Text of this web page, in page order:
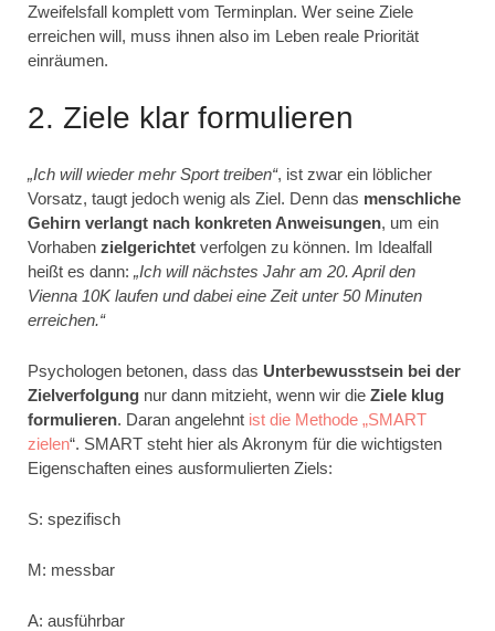
Zweifelsfall komplett vom Terminplan. Wer seine Ziele
erreichen will, muss ihnen also im Leben reale Priorität
einräumen.
2. Ziele klar formulieren
„Ich will wieder mehr Sport treiben“, ist zwar ein löblicher
Vorsatz, taugt jedoch wenig als Ziel. Denn das menschliche
Gehirn verlangt nach konkreten Anweisungen, um ein
Vorhaben zielgerichtet verfolgen zu können. Im Idealfall
heißt es dann: „Ich will nächstes Jahr am 20. April den
Vienna 10K laufen und dabei eine Zeit unter 50 Minuten
erreichen.“
Psychologen betonen, dass das Unterbewusstsein bei der
Zielverfolgung nur dann mitzieht, wenn wir die Ziele klug
formulieren. Daran angelehnt ist die Methode „SMART
zielen“. SMART steht hier als Akronym für die wichtigsten
Eigenschaften eines ausformulierten Ziels:
S: spezifisch
M: messbar
A: ausführbar